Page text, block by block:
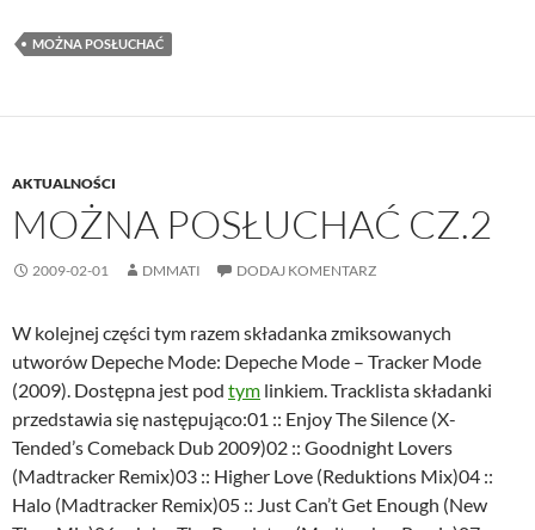
MOŻNA POSŁUCHAĆ
AKTUALNOŚCI
MOŻNA POSŁUCHAĆ CZ.2
2009-02-01 DMMATI DODAJ KOMENTARZ
W kolejnej części tym razem składanka zmiksowanych
utworów Depeche Mode: Depeche Mode – Tracker Mode
(2009). Dostępna jest pod tym linkiem. Tracklista składanki
przedstawia się następująco:01 :: Enjoy The Silence (X-
Tended’s Comeback Dub 2009)02 :: Goodnight Lovers
(Madtracker Remix)03 :: Higher Love (Reduktions Mix)04 ::
Halo (Madtracker Remix)05 :: Just Can’t Get Enough (New